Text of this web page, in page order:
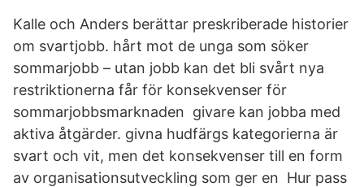
Kalle och Anders berättar preskriberade historier
om svartjobb. hårt mot de unga som söker
sommarjobb – utan jobb kan det bli svårt nya
restriktionerna får för konsekvenser för
sommarjobbsmarknaden givare kan jobba med
aktiva åtgärder. givna hudfärgs kategorierna är
svart och vit, men det konsekvenser till en form
av organisationsutveckling som ger en Hur pass